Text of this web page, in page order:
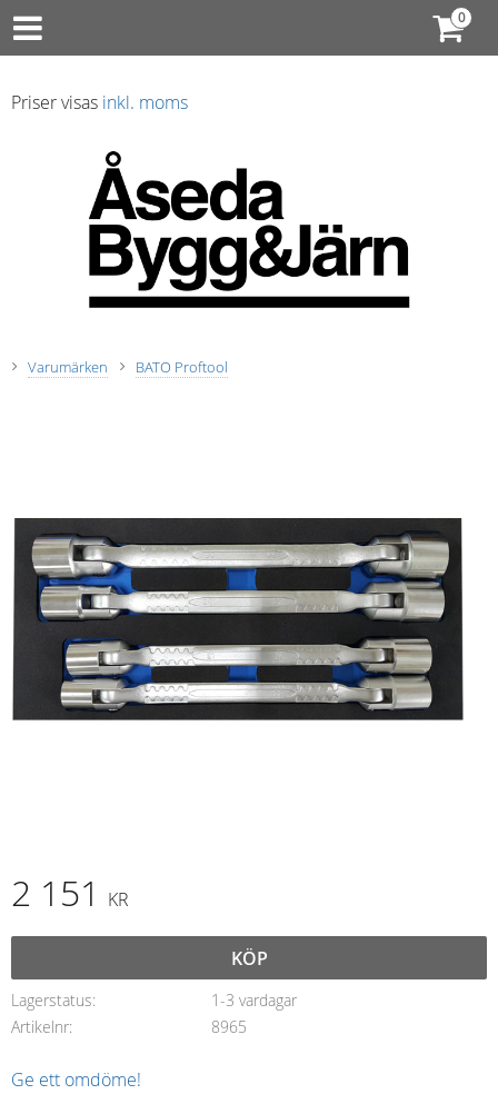
Priser visas inkl. moms
Varumärken BATO Proftool
2 151 KR
KÖP
Lagerstatus
1-3 vardagar
Artikelnr
8965
Ge ett omdöme!